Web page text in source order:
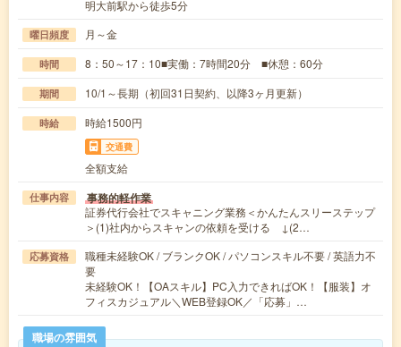
明大前駅から徒歩5分
曜日頻度 月～金
時間 8：50～17：10■実働：7時間20分 ■休憩：60分
期間 10/1～長期（初回31日契約、以降3ヶ月更新）
時給 時給1500円
交通費
全額支給
仕事内容 事務的軽作業
証券代行会社でスキャニング業務＜かんたんスリーステップ
＞(1)社内からスキャンの依頼を受ける ↓(2…
応募資格
職種未経験OK / ブランクOK / パソコンスキル不要 / 英語力不
要
未経験OK！【OAスキル】PC入力できればOK！【服装】オ
フィスカジュアル＼WEB登録OK／「応募」…
職場の雰囲気